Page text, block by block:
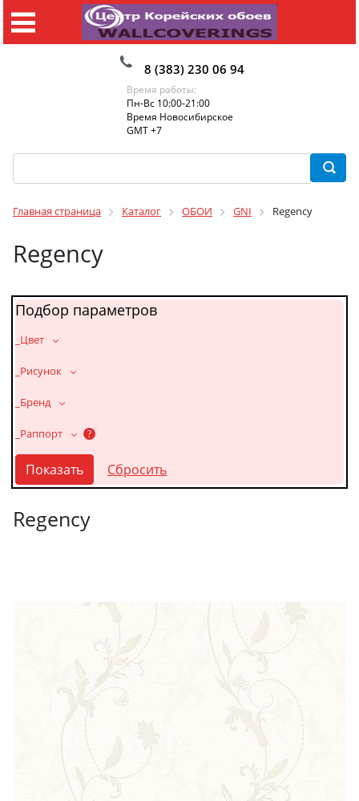
8 (383) 230 06 94
Время работы:
Пн-Вс 10:00-21:00
Время Новосибирское
GMT +7
Главная страница Каталог ОБОИ GNI Regency
Regency
Подбор параметров
_Цвет
_Рисунок
_Бренд
_Раппорт ?
Regency